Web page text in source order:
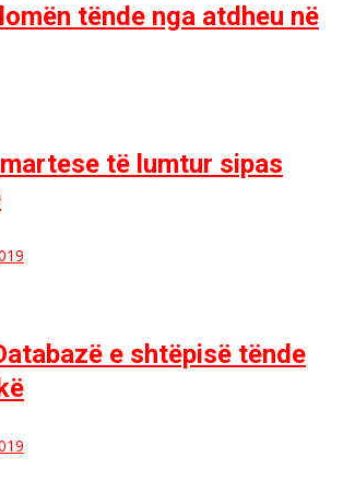
tënde nga atdheu në
të lumtur sipas
e shtëpisë tënde